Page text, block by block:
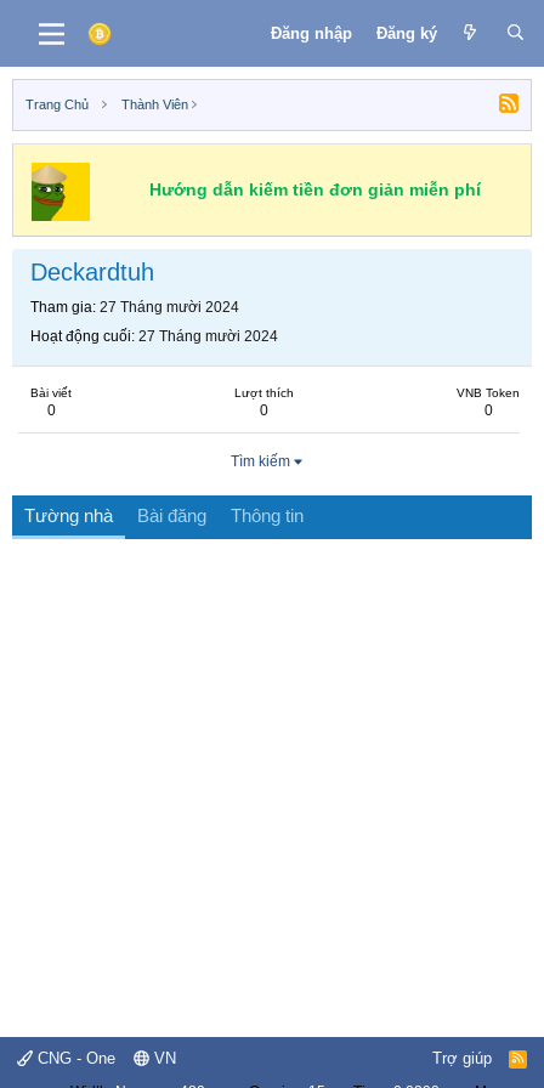
Đăng nhập Đăng ký
Trang Chủ Thành Viên
Hướng dẫn kiếm tiền đơn giản miễn phí
Deckardtuh
Tham gia 27 Tháng mười 2024
Hoạt động cuối 27 Tháng mười 2024
Bài viết
0
Lượt thích
0
VNB Token
0
Tìm kiếm
Tường nhà Bài đăng Thông tin
CNG - One VN Trợ giúp
R